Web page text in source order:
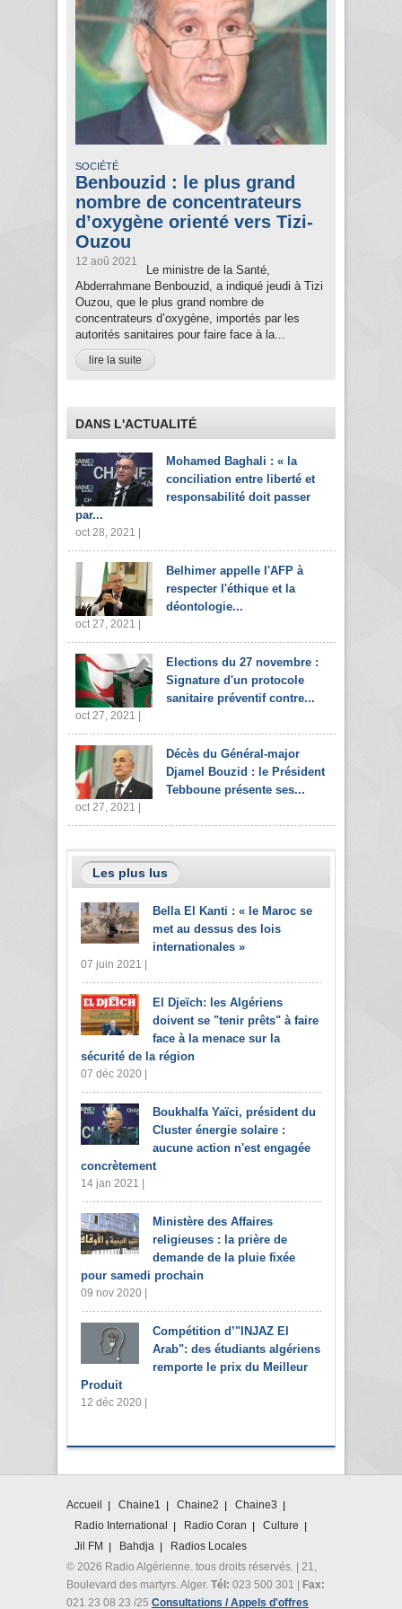
SOCIÉTÉ
Benbouzid : le plus grand
nombre de concentrateurs
d’oxygène orienté vers Tizi-
Ouzou
12 aoû 2021
Le ministre de la Santé,
Abderrahmane Benbouzid, a indiqué jeudi à Tizi
Ouzou, que le plus grand nombre de
concentrateurs d’oxygène, importés par les
autorités sanitaires pour faire face à la...
lire la suite
DANS L'ACTUALITÉ
Mohamed Baghali : « la
conciliation entre liberté et
responsabilité doit passer
par...
oct 28, 2021 |
Belhimer appelle l'AFP à
respecter l'éthique et la
déontologie...
oct 27, 2021 |
Elections du 27 novembre :
Signature d'un protocole
sanitaire préventif contre...
oct 27, 2021 |
Décès du Général-major
Djamel Bouzid : le Président
Tebboune présente ses...
oct 27, 2021 |
Les plus lus
Bella El Kanti : « le Maroc se
met au dessus des lois
internationales »
07 juin 2021 |
El Djeïch: les Algériens
doivent se "tenir prêts" à faire
face à la menace sur la
sécurité de la région
07 déc 2020 |
Boukhalfa Yaïci, président du
Cluster énergie solaire :
aucune action n'est engagée
concrètement
14 jan 2021 |
Ministère des Affaires
religieuses : la prière de
demande de la pluie fixée
pour samedi prochain
09 nov 2020 |
Compétition d’"INJAZ El
Arab": des étudiants algériens
remporte le prix du Meilleur
Produit
12 déc 2020 |
Accueil Chaine1 Chaine2
Chaine3
Radio International
Radio Coran
Culture
Jil FM
Bahdja
Radios Locales
© 2026 Radio Algérienne. tous droits réservés. | 21,
Boulevard des martyrs. Alger. Tél: 023 500 301 |
Fax:
021 23 08 23 /25 Consultations / Appels d'offres